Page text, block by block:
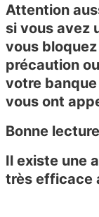
Attention
si vous avez
vous
précaution
votre
vous ont
Bonne
Il existe une
très efficace